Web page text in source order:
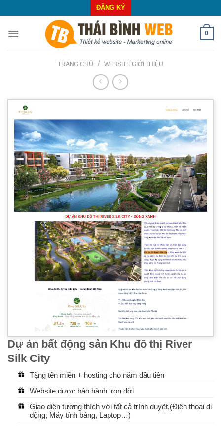
to
content
ĐĂNG KÝ
0
TRANG CHỦ / WEBSITE GIỚI THIỆU
Dự án bất động sản Khu đô thị River
Silk City
Tặng tên miền + hosting cho năm đầu tiên
Website được bảo hành trọn đời
Giao diện tương thích với tất cả trình duyệt,(Điện thoại di
động, Máy tính bảng, Laptop…)